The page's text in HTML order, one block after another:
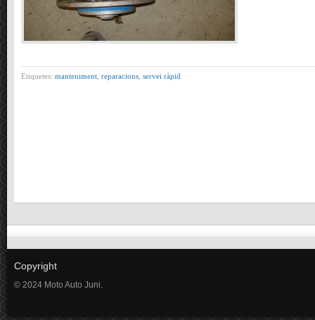
Etiquetes: manteniment reparacions servei ràpid
Copyright
© 2024 Moto Auto Juni.